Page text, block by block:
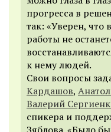
прогресса в
так: «Уверен,
работы не
к нему людей.
Свои вопросы
Кардашов,
Валерий
спикера и